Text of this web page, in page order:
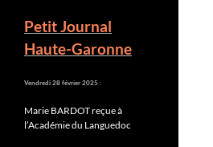
Petit Journal
Haute-Garonne
Vendredi 28 février 2025 :
Marie BARDOT reçue à
l’Académie du Languedoc